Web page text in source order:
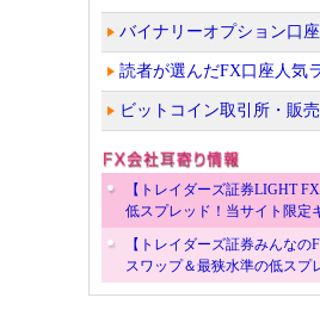
バイナリーオプション口座
読者が選んだFX口座人気
ビットコイン取引所・販
【トレイダーズ証券LIGHT
低スプレッド！当サイト限定
【トレイダーズ証券みんな
スワップ＆最狭水準の低スプ